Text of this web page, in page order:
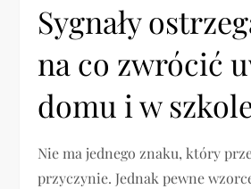
Sygnały
na co zwrócić
domu i w
Nie ma jednego znaku, który
przyczynie. Jednak pewne